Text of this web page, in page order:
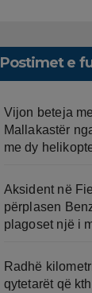
Postimet e
Vijon beteja
Mallakastër
me dy
Aksident në
përplasen
plagoset një i
Radhë
qytetarët që